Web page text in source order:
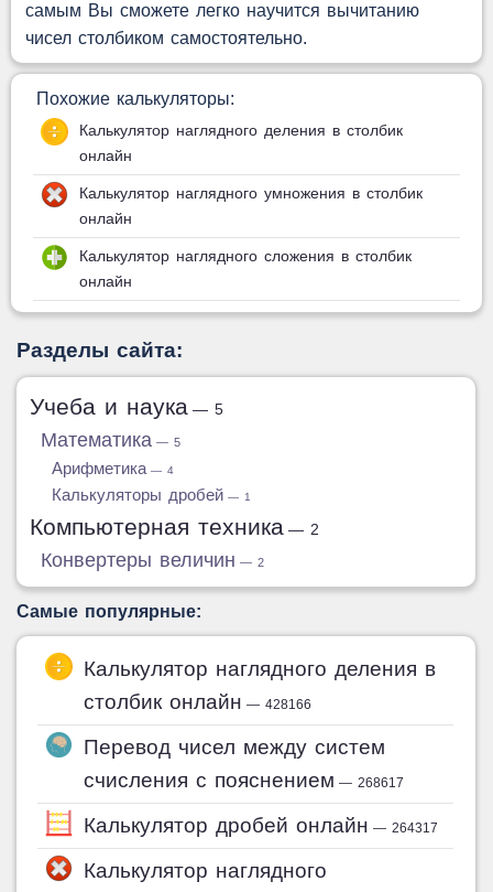
самым Вы сможете легко научится вычитанию
чисел столбиком самостоятельно.
Похожие калькуляторы:
Калькулятор наглядного деления в столбик
онлайн
Калькулятор наглядного умножения в столбик
онлайн
Калькулятор наглядного сложения в столбик
онлайн
Разделы сайта:
Учеба и наука — 5
Математика — 5
Арифметика — 4
Калькуляторы дробей — 1
Компьютерная техника — 2
Конвертеры величин — 2
Самые популярные:
Калькулятор наглядного деления в
столбик онлайн — 428166
Перевод чисел между систем
счисления с пояснением — 268617
Калькулятор дробей онлайн — 264317
Калькулятор наглядного